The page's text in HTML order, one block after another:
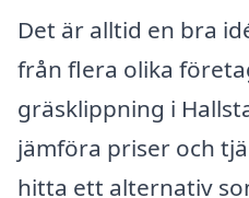
Det är alltid en bra
från flera olika
gräsklippning i
jämföra priser och
hitta ett alternativ